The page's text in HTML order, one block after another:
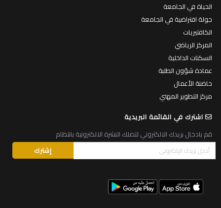
الحياة في الجامعة
جولة افتراضية في الجامعة
الكافتيريات
المركز الرياضي
السكنات الداخلية
عمادة شؤون الطلبة
حاضنة الأعمال
مركز التطوير المهني
اشترك في القائمة البريدية
قم بادخال بريدك الالكتروني لتصلك النشرة الالكترونية بانتظام